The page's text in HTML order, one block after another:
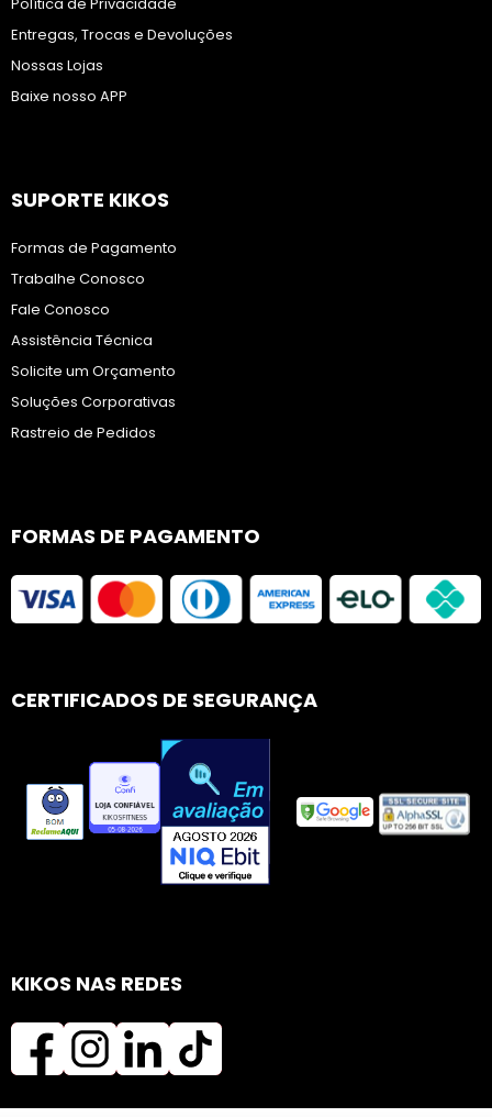
Entregas, Trocas e Devoluções
Nossas Lojas
Baixe nosso APP
SUPORTE KIKOS
Formas de Pagamento
Trabalhe Conosco
Fale Conosco
Assistência Técnica
Solicite um Orçamento
Soluções Corporativas
Rastreio de Pedidos
FORMAS DE PAGAMENTO
CERTIFICADOS DE SEGURANÇA
KIKOS NAS REDES